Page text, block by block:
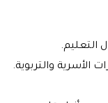
التعليم.
الأسرية والتربوية.